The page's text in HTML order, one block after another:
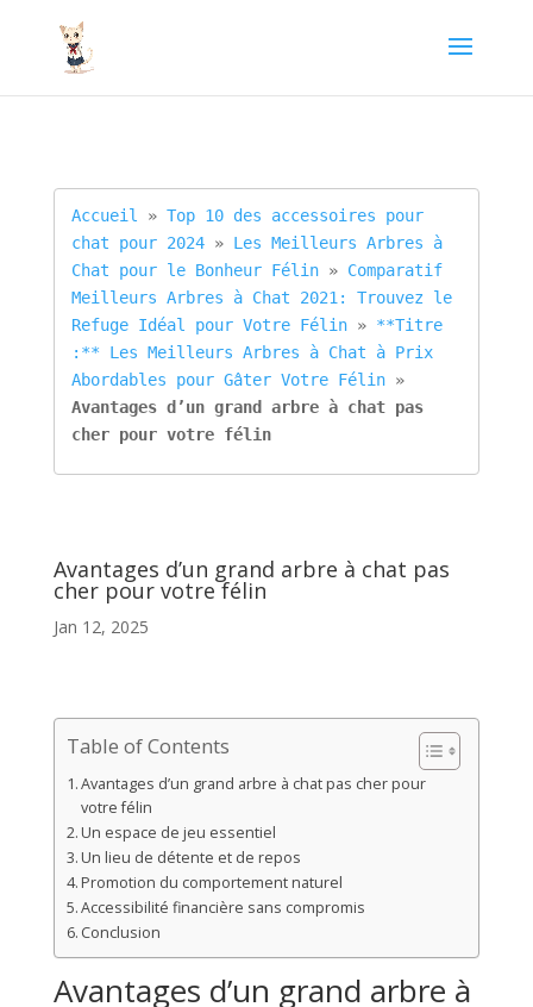
Accueil » Top 10 des accessoires pour
chat pour 2024 » Les Meilleurs Arbres à
Chat pour le Bonheur Félin » Comparatif
Meilleurs Arbres à Chat 2021: Trouvez le
Refuge Idéal pour Votre Félin » **Titre
:** Les Meilleurs Arbres à Chat à Prix
Abordables pour Gâter Votre Félin
»
Avantages d’un grand arbre à chat pas
cher pour votre félin
Avantages d’un grand arbre à chat pas
cher pour votre félin
Jan 12, 2025
Table of Contents
Avantages d’un grand arbre à chat pas cher pour
votre félin
Un espace de jeu essentiel
Un lieu de détente et de repos
Promotion du comportement naturel
Accessibilité financière sans compromis
Conclusion
Avantages d’un grand arbre à